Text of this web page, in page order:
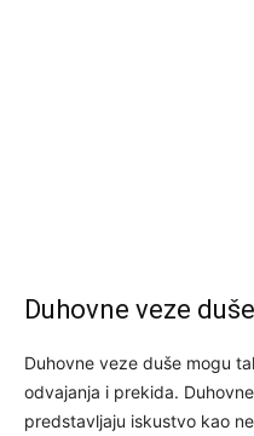
Duhovne veze duše
Duhovne veze duše mogu
odvajanja i prekida.
predstavljaju iskustvo kao